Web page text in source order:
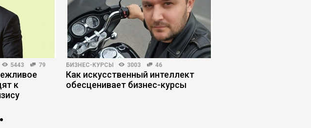
5443 79
к
БИЗНЕС-КУРСЫ 3003 46
Как искусственный интеллект
обесценивает бизнес-курсы